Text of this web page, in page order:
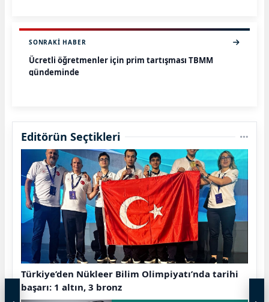
SONRAKI HABER
Ücretli öğretmenler için prim tartışması TBMM
gündeminde
Editörün Seçtikleri
Türkiye’den Nükleer Bilim Olimpiyatı’nda tarihi
başarı: 1 altın, 3 bronz